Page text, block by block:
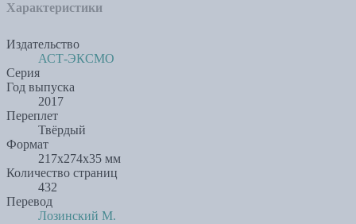
Характеристики
Издательство
АСТ-ЭКСМО
Серия
Год выпуска
2017
Переплет
Твёрдый
Формат
217x274x35 мм
Количество страниц
432
Перевод
Лозинский М.